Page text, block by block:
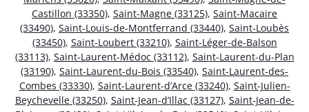
Castillon (33350), Saint-Magne (33125), Saint-Macaire
(33490), Saint-Louis-de-Montferrand (33440), Saint-Loubès
(33450), Saint-Loubert (33210), Saint-Léger-de-Balson
(33113), Saint-Laurent-Médoc (33112), Saint-Laurent-du-Plan
(33190), Saint-Laurent-du-Bois (33540), Saint-Laurent-des-
Combes (33330), Saint-Laurent-d’Arce (33240), Saint-Julien-
Beychevelle (33250), Saint-Jean-d’Illac (33127), Saint-Jean-de-